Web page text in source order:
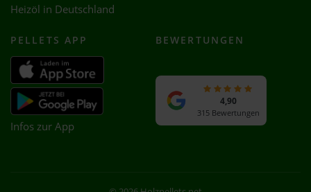
Heizöl in Deutschland
PELLETS APP
Infos zur App
BEWERTUNGEN
4,90
315 Bewertungen